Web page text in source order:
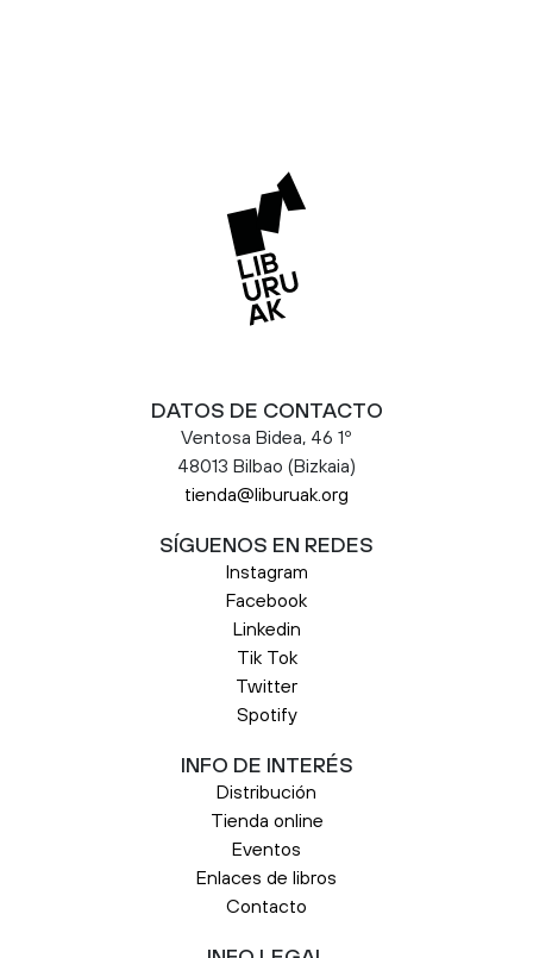
DATOS DE CONTACTO
Ventosa Bidea, 46 1º
48013 Bilbao (Bizkaia)
tienda@liburuak.org
SÍGUENOS EN REDES
Instagram
Facebook
Linkedin
Tik Tok
Twitter
Spotify
INFO DE INTERÉS
Distribución
Tienda online
Eventos
Enlaces de libros
Contacto